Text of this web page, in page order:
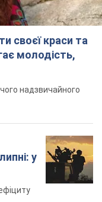
своєї краси та
молодість,
надзвичайного
у